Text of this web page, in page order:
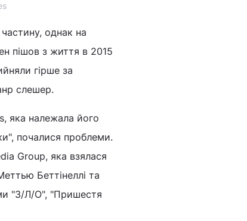
однак на
пішов з життя в 2015
гірше за
слешер.
яка належала його
почалися проблеми.
Group, яка взялася
Беттінеллі та
"З/Л/О", "Пришестя